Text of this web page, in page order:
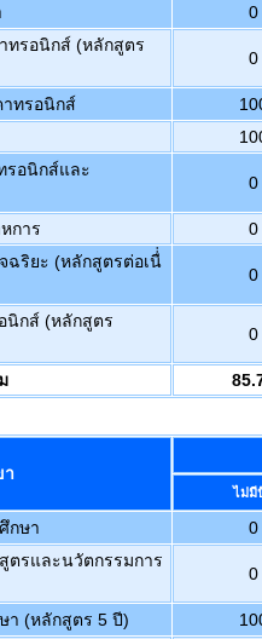
0
ทรอนิกส์ (หลักสูตร
0
ทรอนิกส์
รอนิกส์และ
0
การ
0
ฉริยะ (หลักสูตรต่อเนื่่
0
นิกส์ (หลักสูตร
0
า
ไม่มี
กษา
0
รและนวัตกรรมการ
0
า (หลักสูตร 5 ปี)